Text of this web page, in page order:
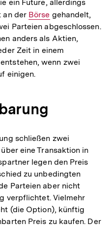
ein Future, allerdings
an der Interner
Link:
Börse gehandelt,
Parteien abgeschlossen.
anders als Aktien,
Zeit in einem
wenn zwei
einigen.
schließen zwei
eine Transaktion in
legen den Preis
zu unbedingten
Parteien aber nicht
verpflichtet. Vielmehr
(die Option), künftig
Preis zu kaufen. Der